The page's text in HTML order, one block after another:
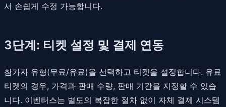
서 손쉽게 수정 가능합니다.
3단계: 티켓 설정 및 결제 연동
참가자 유형(무료/유료)을 선택하고 티켓을 설정합니다. 유료
티켓의 경우, 가격과 판매 수량, 판매 기간을 지정할 수 있습
니다. 이벤터스는 별도의 복잡한 절차 없이 자체 결제 시스템